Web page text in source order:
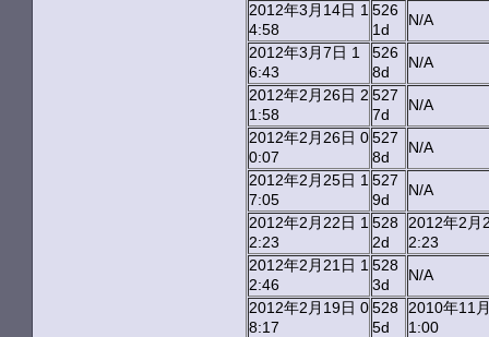
2012年3月14日 1
4:58
526
1d
N/A
2012年3月7日 1
6:43
526
8d
N/A
2012年2月26日 2
1:58
527
7d
N/A
2012年2月26日 0
0:07
527
8d
N/A
2012年2月25日 1
7:05
527
9d
N/A
2012年2月22日 1
2:23
528
2d
2012年2月
2:23
2012年2月21日 1
2:46
528
3d
N/A
2012年2月19日 0
8:17
528
5d
2010年11
1:00